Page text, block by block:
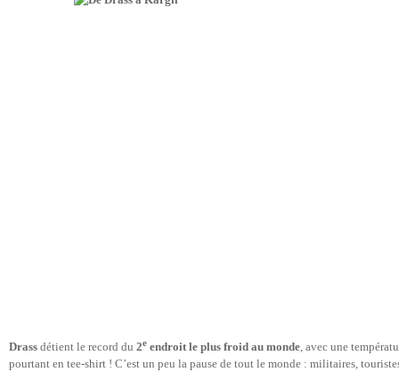
Drass détient le record du 2e endroit le plus froid au monde , avec une
pourtant en tee-shirt ! C’est un peu la pause de tout le monde : militaires,